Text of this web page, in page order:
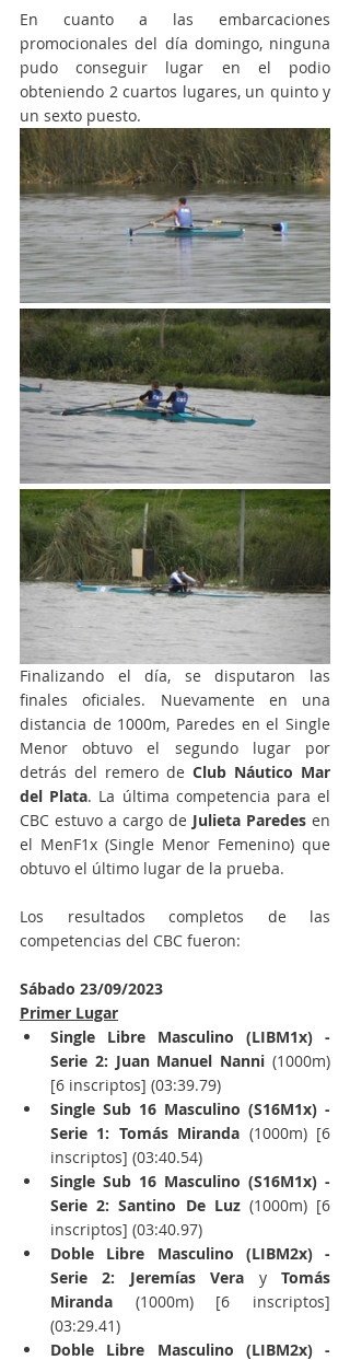
En cuanto a las embarcaciones
promocionales del día domingo, ninguna
pudo conseguir lugar en el podio
obteniendo 2 cuartos lugares, un quinto y
un sexto puesto.
Finalizando el día, se disputaron las
finales oficiales. Nuevamente en una
distancia de 1000m, Paredes en el Single
Menor obtuvo el segundo lugar por
detrás del remero de Club Náutico Mar
del Plata. La última competencia para el
CBC estuvo a cargo de Julieta Paredes en
el MenF1x (Single Menor Femenino) que
obtuvo el último lugar de la prueba.
Los resultados completos de las
competencias del CBC fueron:
Sábado 23/09/2023
Primer Lugar
Single Libre Masculino (LIBM1x) -
Serie 2: Juan Manuel Nanni (1000m)
[6 inscriptos] (03:39.79)
Single Sub 16 Masculino (S16M1x) -
Serie 1: Tomás Miranda (1000m) [6
inscriptos] (03:40.54)
Single Sub 16 Masculino (S16M1x) -
Serie 2: Santino De Luz (1000m) [6
inscriptos] (03:40.97)
Doble Libre Masculino (LIBM2x) -
Serie 2: Jeremías Vera y Tomás
Miranda (1000m) [6 inscriptos]
(03:29.41)
Doble Libre Masculino (LIBM2x) -